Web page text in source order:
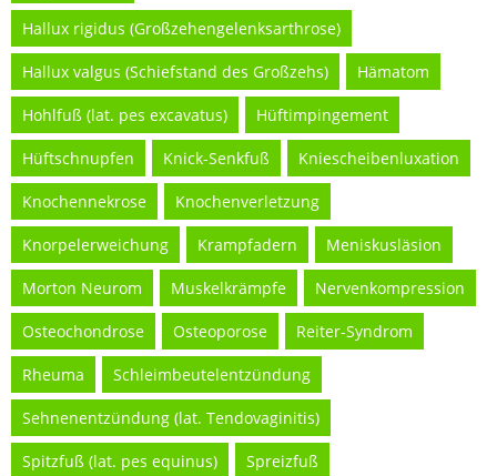
Hallux rigidus (Großzehengelenksarthrose)
Hallux valgus (Schiefstand des Großzehs) Hämatom
Hohlfuß (lat. pes excavatus) Hüftimpingement
Hüftschnupfen Knick-Senkfuß Kniescheibenluxation
Knochennekrose Knochenverletzung
Knorpelerweichung Krampfadern Meniskusläsion
Morton Neurom Muskelkrämpfe Nervenkompression
Osteochondrose Osteoporose Reiter-Syndrom
Rheuma Schleimbeutelentzündung
Sehnenentzündung (lat. Tendovaginitis)
Spitzfuß (lat. pes equinus) Spreizfuß